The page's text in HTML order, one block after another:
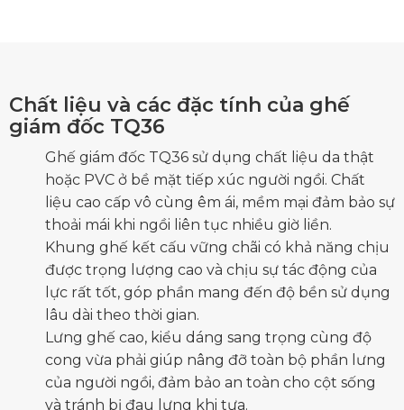
Chất liệu và các đặc tính của ghế
giám đốc TQ36
Ghế giám đốc TQ36 sử dụng chất liệu da thật
hoặc PVC ở bề mặt tiếp xúc người ngồi. Chất
liệu cao cấp vô cùng êm ái, mềm mại đảm bảo sự
thoải mái khi ngồi liên tục nhiều giờ liền.
Khung ghế kết cấu vững chãi có khả năng chịu
được trọng lượng cao và chịu sự tác động của
lực rất tốt, góp phần mang đến độ bền sử dụng
lâu dài theo thời gian.
Lưng ghế cao, kiểu dáng sang trọng cùng độ
cong vừa phải giúp nâng đỡ toàn bộ phần lưng
của người ngồi, đảm bảo an toàn cho cột sống
và tránh bị đau lưng khi tựa.